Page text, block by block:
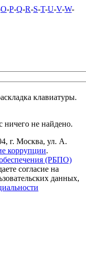
O-P-Q-R-S-T-U-V-W-
клавиатуры.
не найдено.
г. Москва, ул. А.
коррупции.
(РБПО)
согласие на
данных,